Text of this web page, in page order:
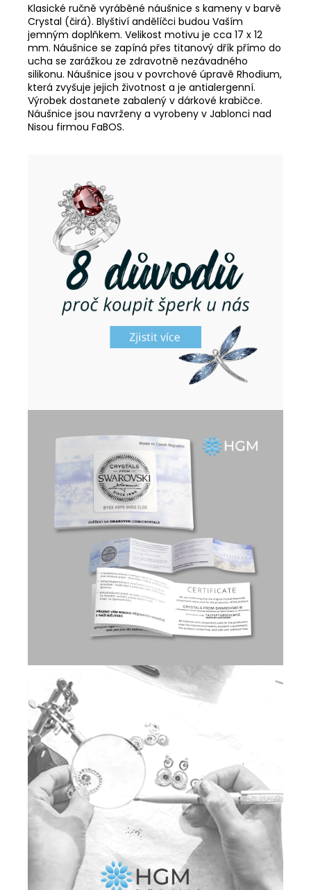
Klasické ručně vyráběné náušnice s kameny v barvě
Crystal (čirá). Blyštiví andělíčci budou Vaším
jemným doplňkem. Velikost motivu je cca 17 x 12
mm. Náušnice se zapíná přes titanový dřík přímo do
ucha se zarážkou ze zdravotně nezávadného
silikonu. Náušnice jsou v povrchové úpravě Rhodium,
která zvyšuje jejich životnost a je antialergenní.
Výrobek dostanete zabalený v dárkové krabičce.
Náušnice jsou navrženy a vyrobeny v Jablonci nad
Nisou firmou FaBOS.